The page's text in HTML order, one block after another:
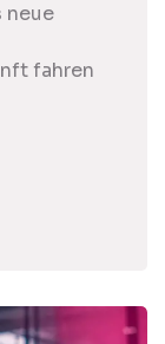
neue
fahren